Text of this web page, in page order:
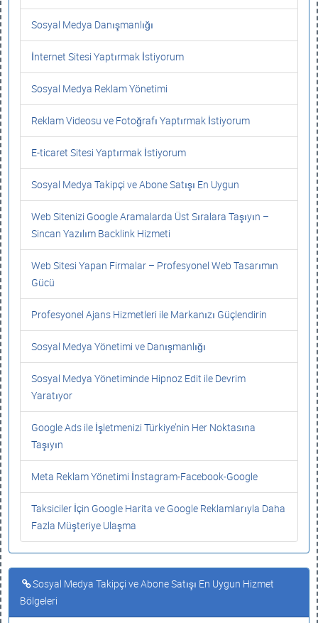
Sosyal Medya Danışmanlığı
İnternet Sitesi Yaptırmak İstiyorum
Sosyal Medya Reklam Yönetimi
Reklam Videosu ve Fotoğrafı Yaptırmak İstiyorum
E-ticaret Sitesi Yaptırmak İstiyorum
Sosyal Medya Takipçi ve Abone Satışı En Uygun
Web Sitenizi Google Aramalarda Üst Sıralara Taşıyın –
Sincan Yazılım Backlink Hizmeti
Web Sitesi Yapan Firmalar – Profesyonel Web Tasarımın
Gücü
Profesyonel Ajans Hizmetleri ile Markanızı Güçlendirin
Sosyal Medya Yönetimi ve Danışmanlığı
Sosyal Medya Yönetiminde Hipnoz Edit ile Devrim
Yaratıyor
Google Ads ile İşletmenizi Türkiye’nin Her Noktasına
Taşıyın
Meta Reklam Yönetimi İnstagram-Facebook-Google
Taksiciler İçin Google Harita ve Google Reklamlarıyla Daha
Fazla Müşteriye Ulaşma
Sosyal Medya Takipçi ve Abone Satışı En Uygun Hizmet
Bölgeleri